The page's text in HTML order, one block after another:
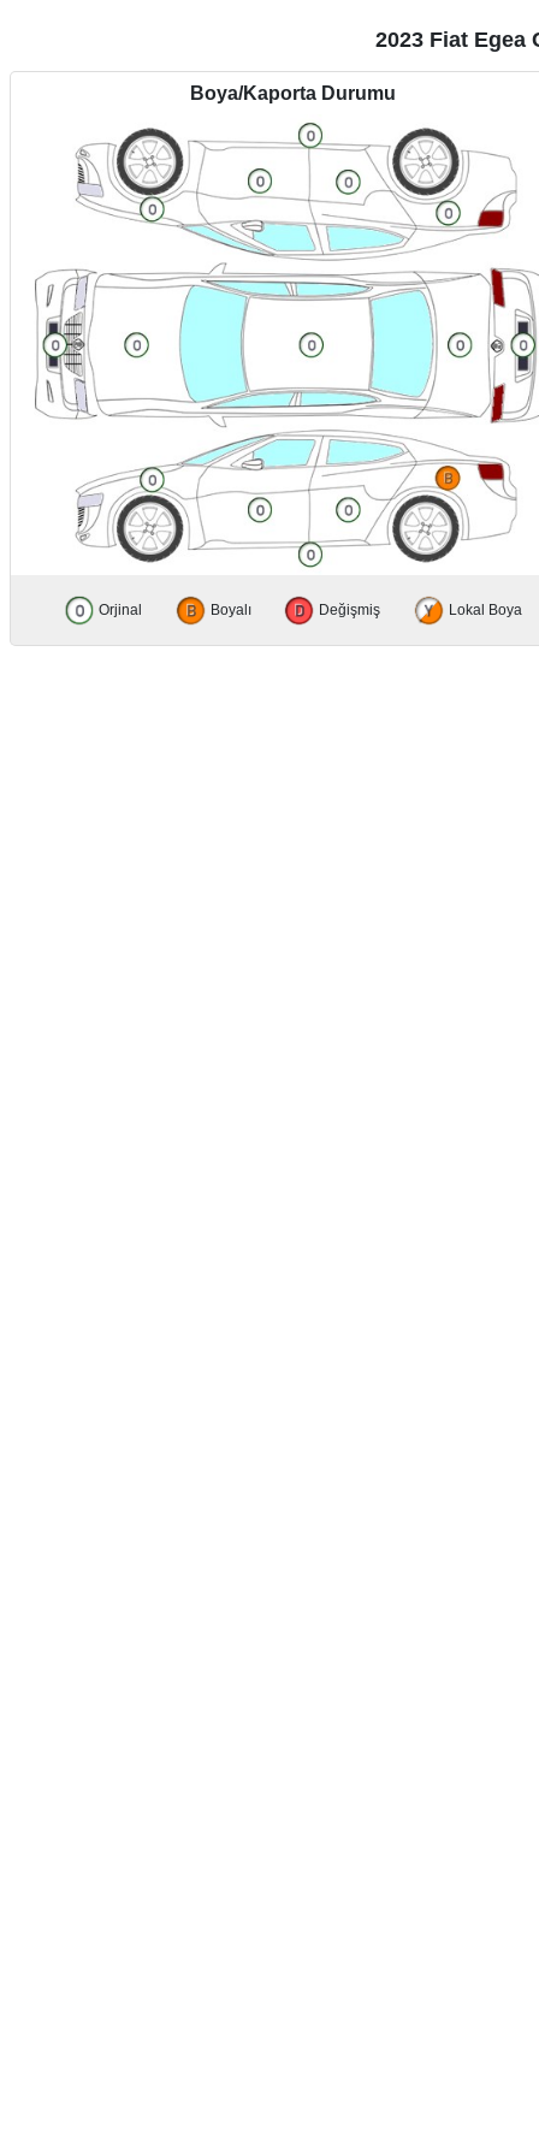
2023 Fiat Egea
Boya/Kaporta Durumu
Orjinal Boyalı Değişmiş Lokal Boya